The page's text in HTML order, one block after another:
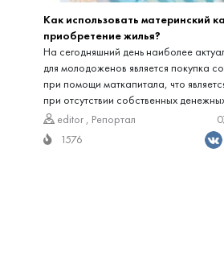
Как использовать материнский
приобретение жилья?
На сегодняшний день наиболее
для молодоженов является покупка
при помощи маткапитала, что
при отсутствии собственных
editor , Репортал
1576